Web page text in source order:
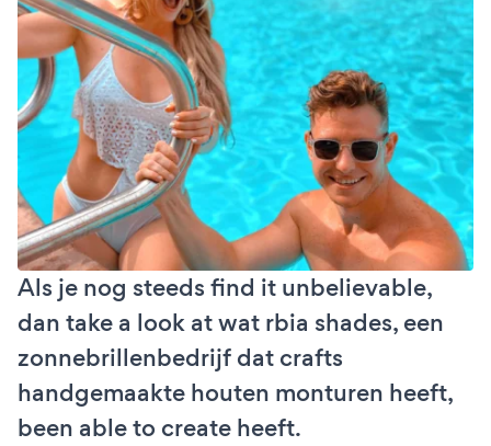
Als je nog steeds find it unbelievable,
dan take a look at wat rbia shades, een
zonnebrillenbedrijf dat crafts
handgemaakte houten monturen heeft,
been able to create heeft.